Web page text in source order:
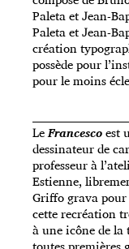
Paleta et Jean-
Paleta et Jean-
création
possède pour
pour le moins
LeFrancescoest
dessinateur de
professeur à
Estienne,
Griffo grava
cette recréation
à une icône de la